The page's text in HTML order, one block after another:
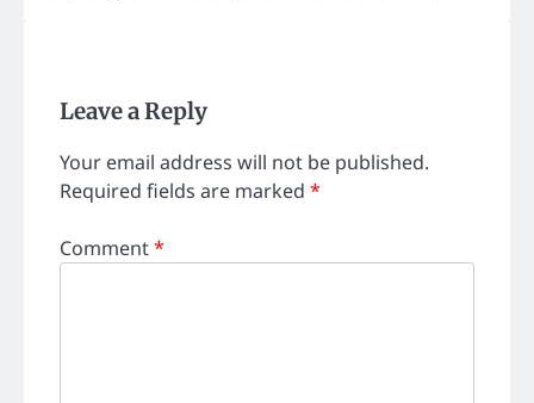
Leave a Reply
Your email address will not be published.
Required fields are marked *
Comment*